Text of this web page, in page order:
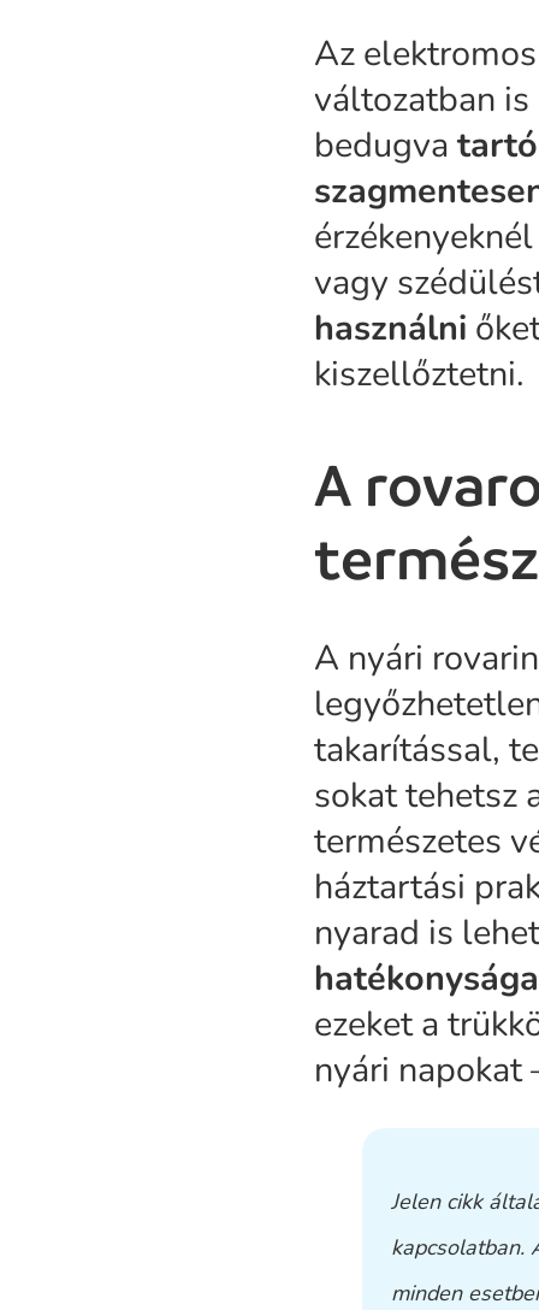
Az
változatban
bedugva
vagy
használni
kiszellőztetni.
A
A nyári
takarítással,
sokat tehetsz
természetes
háztartási
nyarad is
ezeket a
nyári napokat
Jelen cikk
kapcsolatban.
minden